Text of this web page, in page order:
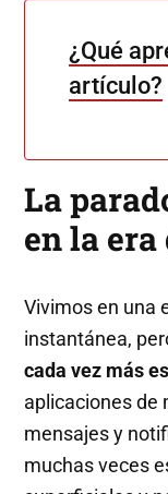
¿Qué
artículo?
La
en la
Vivimos en una
instantánea,
cada vez más
aplicaciones de
mensajes y
muchas veces